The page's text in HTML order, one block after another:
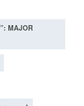
MAJOR